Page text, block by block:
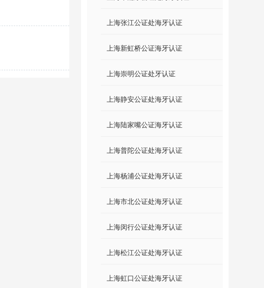
上海张江公证处海牙认证
上海新虹桥公证海牙认证
上海崇明公证处牙认证
上海静安公证处海牙认证
上海陆家嘴公证海牙认证
上海普陀公证处海牙认证
上海杨浦公证处海牙认证
上海市北公证处海牙认证
上海闵行公证处海牙认证
上海松江公证处海牙认证
上海虹口公证处海牙认证